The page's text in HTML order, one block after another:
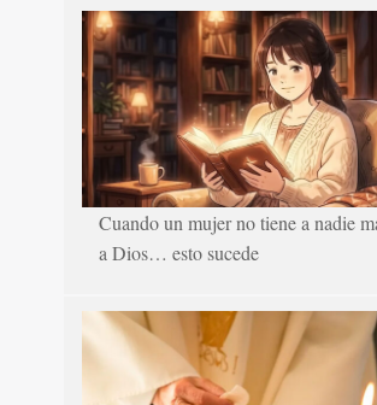
Cuando un mujer no tiene a nadie
a Dios… esto sucede